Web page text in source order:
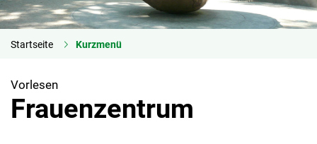
Startseite Kurzmenü
Vorlesen
Frauenzentrum